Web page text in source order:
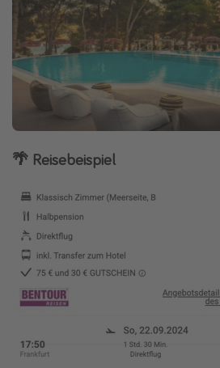
🌴 Reisebeispiel